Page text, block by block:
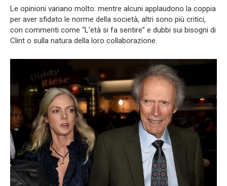
Le opinioni variano molto: mentre alcuni applaudono la coppia
per aver sfidato le norme della società, altri sono più critici,
con commenti come “L’età si fa sentire” e dubbi sui bisogni di
Clint o sulla natura della loro collaborazione.